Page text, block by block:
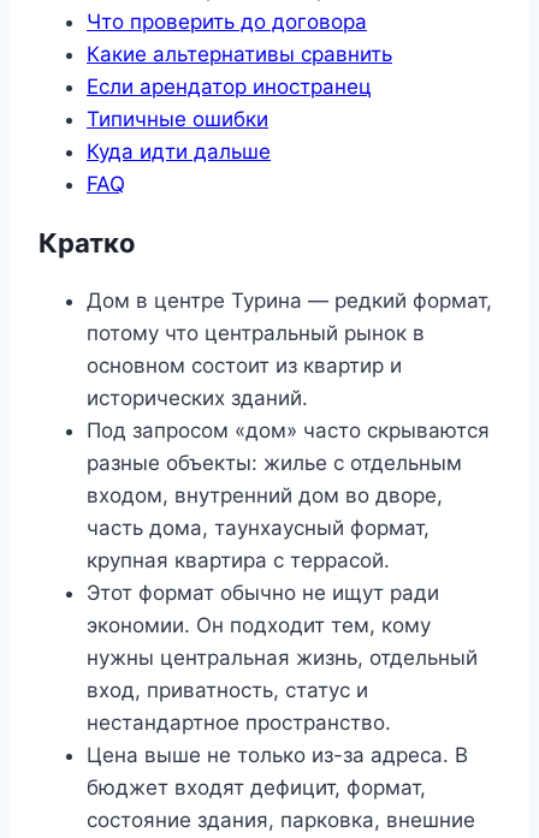
Что проверить до договора
Какие альтернативы сравнить
Если арендатор иностранец
Типичные ошибки
Куда идти дальше
FAQ
Кратко
Дом в центре Турина — редкий формат,
потому что центральный рынок в
основном состоит из квартир и
исторических зданий.
Под запросом «дом» часто скрываются
разные объекты: жилье с отдельным
входом, внутренний дом во дворе,
часть дома, таунхаусный формат,
крупная квартира с террасой.
Этот формат обычно не ищут ради
экономии. Он подходит тем, кому
нужны центральная жизнь, отдельный
вход, приватность, статус и
нестандартное пространство.
Цена выше не только из-за адреса. В
бюджет входят дефицит, формат,
состояние здания, парковка, внешние